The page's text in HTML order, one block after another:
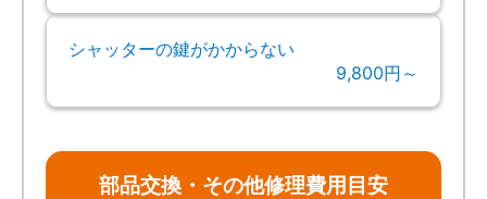
シャッターの鍵がかからない
9,800円～
部品交換・その他修理費用目安